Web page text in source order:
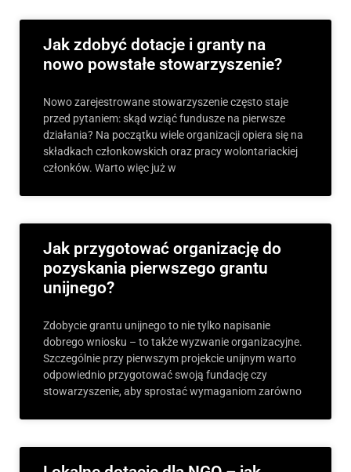
Jak zdobyć dotacje i granty na
nowo powstałe stowarzyszenie?
Nowo zarejestrowane stowarzyszenie często staje
przed pytaniem: skąd wziąć fundusze na pierwsze
działania? Na początku wiele organizacji opiera się na
składkach członkowskich oraz pracy wolontariackiej
członków. Warto więc już w
Jak przygotować organizację do
pozyskania pierwszego grantu
unijnego?
Zdobycie grantu unijnego to nie tylko napisanie
dobrego wniosku – to także wyzwanie organizacyjne.
Szczególnie przy pierwszym projekcie unijnym warto
odpowiednio przygotować swoją fundację czy
stowarzyszenie, aby sprostać wymaganiom zarówno